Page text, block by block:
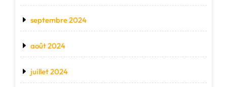
septembre 2024
août 2024
juillet 2024